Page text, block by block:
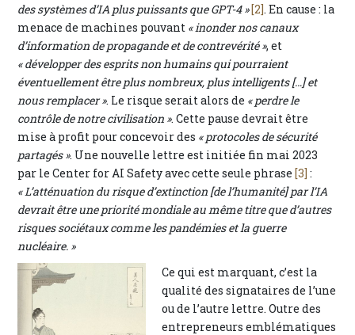
des systèmes d’IA plus puissants que GPT-4 »[2]. En cause : la
menace de machines pouvant « inonder nos canaux
d’information de propagande et de contrevérité », et
« développer des esprits non humains qui pourraient
éventuellement être plus nombreux, plus intelligents […] et
nous remplacer ». Le risque serait alors de « perdre le
contrôle de notre civilisation ». Cette pause devrait être
mise à profit pour concevoir des « protocoles de sécurité
partagés ». Une nouvelle lettre est initiée fin mai 2023
par le Center for AI Safety avec cette seule phrase[3] :
« L’atténuation du risque d’extinction [de l’humanité] par l’IA
devrait être une priorité mondiale au même titre que d’autres
risques sociétaux comme les pandémies et la guerre
nucléaire. »
Ce qui est marquant, c’est la
qualité des signataires de l’une
ou de l’autre lettre. Outre des
entrepreneurs emblématiques